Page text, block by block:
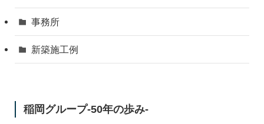
事務所
新築施工例
稲岡グループ-50年の歩み-